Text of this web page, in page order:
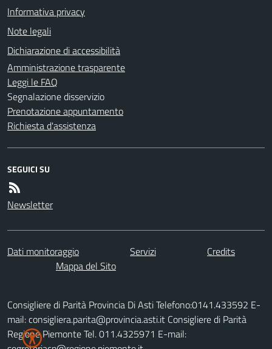
Informativa privacy
Note legali
Dichiarazione di accessibilità
Amministrazione trasparente
Leggi le FAQ
Segnalazione disservizio
Prenotazione appuntamento
Richiesta d'assistenza
SEGUICI SU
Newsletter
Dati monitoraggio Servizi
Credits
Mappa del Sito
Consigliere di Parità Provincia Di Asti Telefono:0141.433592 E-
mail: consigliera.parita@provincia.asti.it Consigliere di Parità
Regione Piemonte Tel. 011.4325971 E-mail: